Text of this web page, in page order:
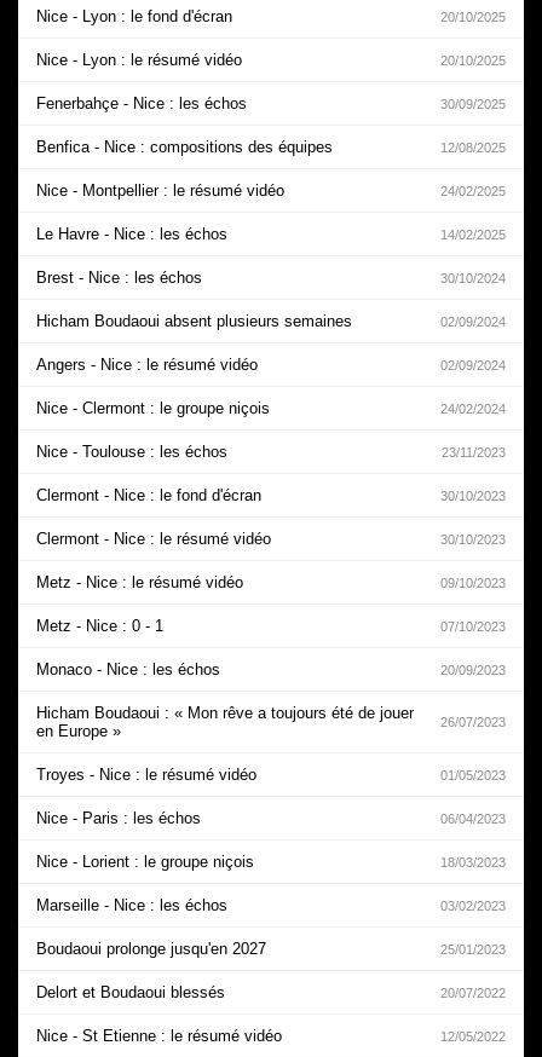
Nice - Lyon : le fond d'écran 20/10/2025
Nice - Lyon : le résumé vidéo 20/10/2025
Fenerbahçe - Nice : les échos 30/09/2025
Benfica - Nice : compositions des équipes 12/08/2025
Nice - Montpellier : le résumé vidéo 24/02/2025
Le Havre - Nice : les échos 14/02/2025
Brest - Nice : les échos 30/10/2024
Hicham Boudaoui absent plusieurs semaines 02/09/2024
Angers - Nice : le résumé vidéo 02/09/2024
Nice - Clermont : le groupe niçois 24/02/2024
Nice - Toulouse : les échos 23/11/2023
Clermont - Nice : le fond d'écran 30/10/2023
Clermont - Nice : le résumé vidéo 30/10/2023
Metz - Nice : le résumé vidéo 09/10/2023
Metz - Nice : 0 - 1 07/10/2023
Monaco - Nice : les échos 20/09/2023
Hicham Boudaoui : « Mon rêve a toujours été de jouer
en Europe »
26/07/2023
Troyes - Nice : le résumé vidéo 01/05/2023
Nice - Paris : les échos 06/04/2023
Nice - Lorient : le groupe niçois 18/03/2023
Marseille - Nice : les échos 03/02/2023
Boudaoui prolonge jusqu'en 2027 25/01/2023
Delort et Boudaoui blessés 20/07/2022
Nice - St Etienne : le résumé vidéo 12/05/2022